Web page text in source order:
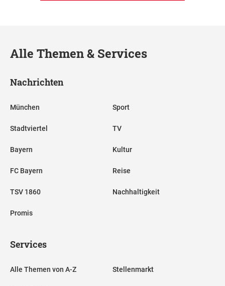
Alle Themen & Services
Nachrichten
München
Stadtviertel
Bayern
FC Bayern
TSV 1860
Promis
Sport
TV
Kultur
Reise
Nachhaltigkeit
Services
Alle Themen von A-Z Stellenmarkt